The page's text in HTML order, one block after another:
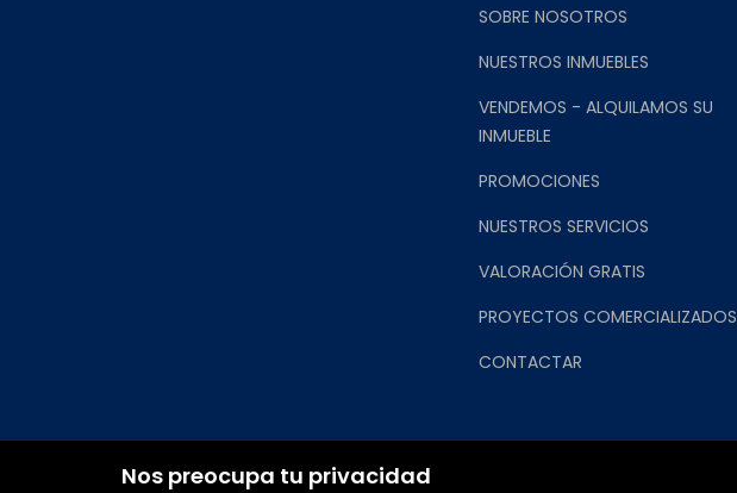
Nos preocupa tu privacidad
SOBRE NOSOTROS
NUESTROS INMUEBLES
VENDEMOS - ALQUILAMOS SU
INMUEBLE
PROMOCIONES
NUESTROS SERVICIOS
VALORACIÓN GRATIS
PROYECTOS COMERCIALIZADOS
CONTACTAR